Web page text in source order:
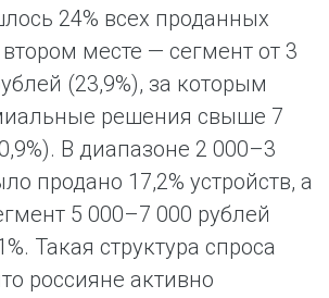
24% всех проданных
месте — сегмент от 3
(23,9%), за которым
решения свыше 7
В диапазоне 2 000–3
продано 17,2% устройств, а
5 000–7 000 рублей
Такая структура спроса
россияне активно